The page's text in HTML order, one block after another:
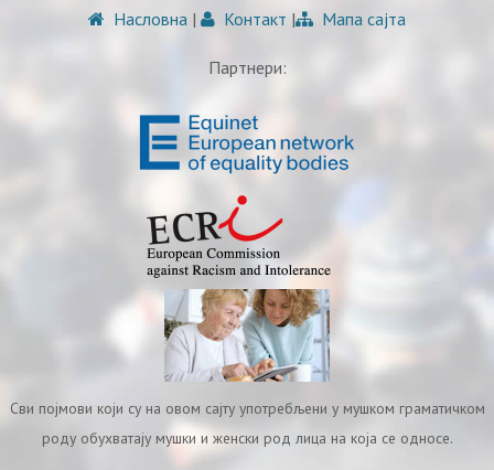
Насловна | Контакт | Мапа сајта
Партнери:
Сви појмови који су на овом сајту употребљени у мушком граматичком
роду обухватају мушки и женски род лица на која се односе.